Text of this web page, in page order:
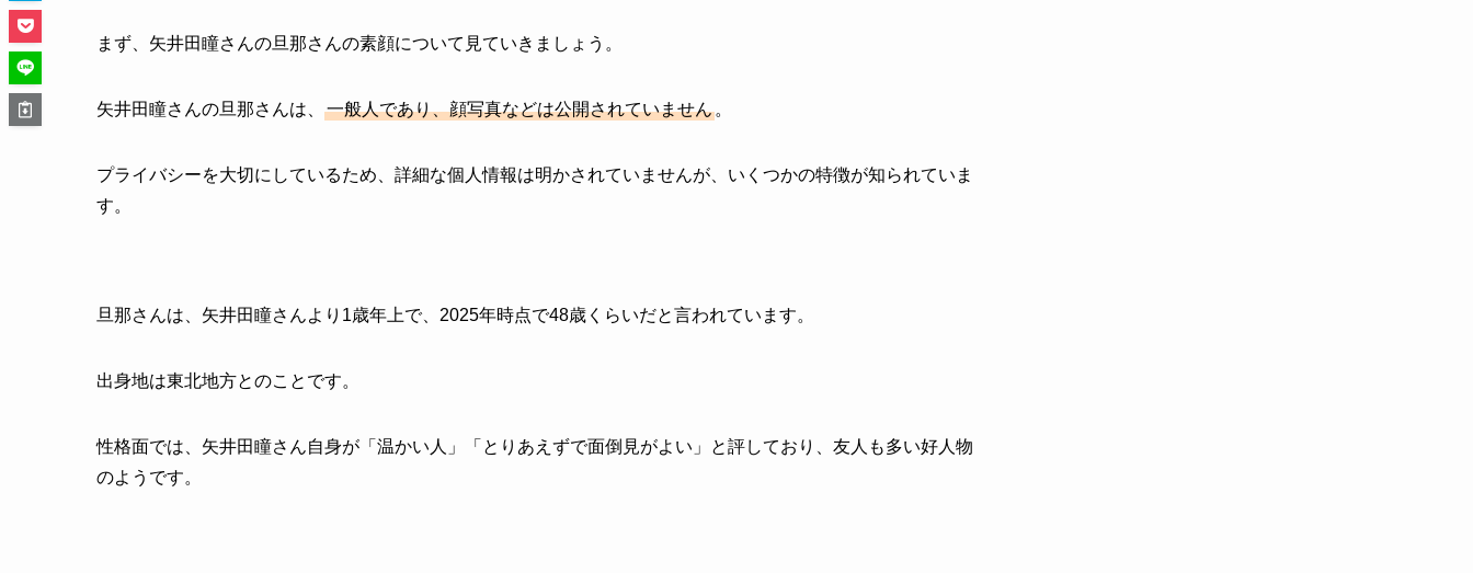
まず、矢井田瞳さんの旦那さんの素顔について見ていきましょう。
矢井田瞳さんの旦那さんは、 一般人であり、顔写真などは公開されていません 。
プライバシーを大切にしているため、詳細な個人情報は明かされていませんが、いくつかの特徴が知られていま
す。
旦那さんは、矢井田瞳さんより1歳年上で、2025年時点で48歳くらいだと言われています。
出身地は東北地方とのことです。
性格面では、矢井田瞳さん自身が「温かい人」「とりあえずで面倒見がよい」と評しており、友人も多い好人物
のようです。